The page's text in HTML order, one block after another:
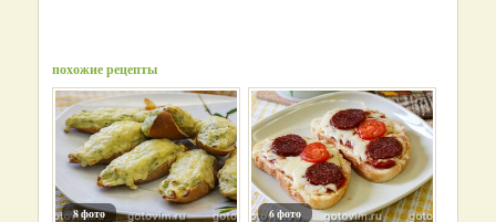
похожие рецепты
8 фото
6 фото